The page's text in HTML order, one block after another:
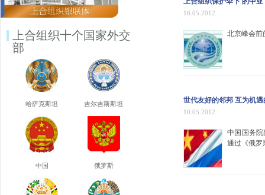
上合组织十个国家外交
部
哈萨克斯坦 吉尔吉斯斯坦
中国 俄罗斯
16.05.2012
北京峰会前
世代友好的邻邦 互为机遇
10.05.2012
中国国务
通过《俄罗